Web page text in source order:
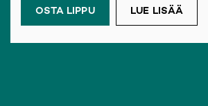
OSTA LIPPU(OPENS IN A NEW TAB)
LUE LISÄÄ